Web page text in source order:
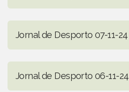
Jornal de Desporto 07-11-24
Jornal de Desporto 06-11-24